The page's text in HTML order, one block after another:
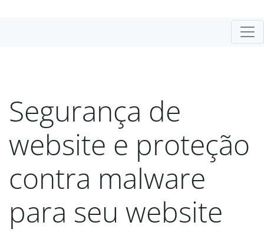
Segurança de
website e proteção
contra malware
para seu website